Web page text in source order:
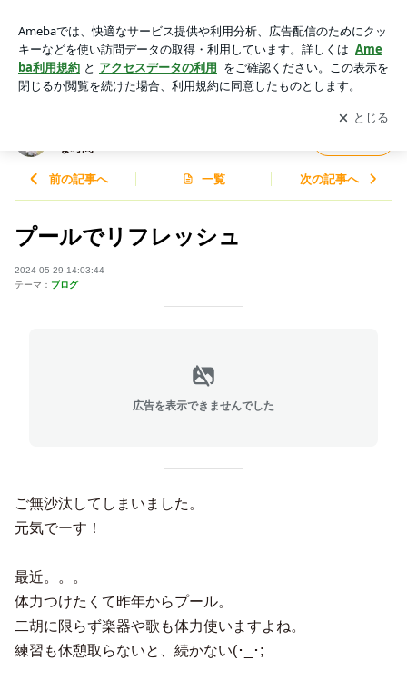
フル」な時間アプリをダウンロードして ブログの更新通知
を受け取りまし
ょう。
開く
な時間
前の記事へ 一覧 次の記事へ
プールでリフレッシュ
2024-05-29 14:03:44
テーマ： ブログ
広告を表示できませんでした
ご無沙汰してしまいました。
元気でーす！
最近。。。
体力つけたくて昨年からプール。
二胡に限らず楽器や歌も体力使いますよね。
練習も休憩取らないと、続かない(･_･;